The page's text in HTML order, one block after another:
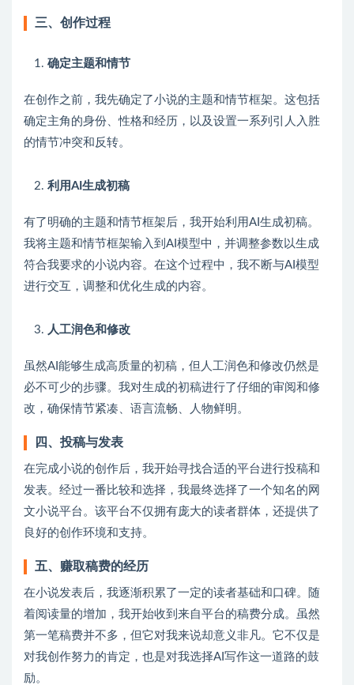
三、创作过程
确定主题和情节
在创作之前，我先确定了小说的主题和情节框架。这包括
确定主角的身份、性格和经历，以及设置一系列引人入胜
的情节冲突和反转。
利用AI生成初稿
有了明确的主题和情节框架后，我开始利用AI生成初稿。
我将主题和情节框架输入到AI模型中，并调整参数以生成
符合我要求的小说内容。在这个过程中，我不断与AI模型
进行交互，调整和优化生成的内容。
人工润色和修改
虽然AI能够生成高质量的初稿，但人工润色和修改仍然是
必不可少的步骤。我对生成的初稿进行了仔细的审阅和修
改，确保情节紧凑、语言流畅、人物鲜明。
四、投稿与发表
在完成小说的创作后，我开始寻找合适的平台进行投稿和
发表。经过一番比较和选择，我最终选择了一个知名的网
文小说平台。该平台不仅拥有庞大的读者群体，还提供了
良好的创作环境和支持。
五、赚取稿费的经历
在小说发表后，我逐渐积累了一定的读者基础和口碑。随
着阅读量的增加，我开始收到来自平台的稿费分成。虽然
第一笔稿费并不多，但它对我来说却意义非凡。它不仅是
对我创作努力的肯定，也是对我选择AI写作这一道路的鼓
励。